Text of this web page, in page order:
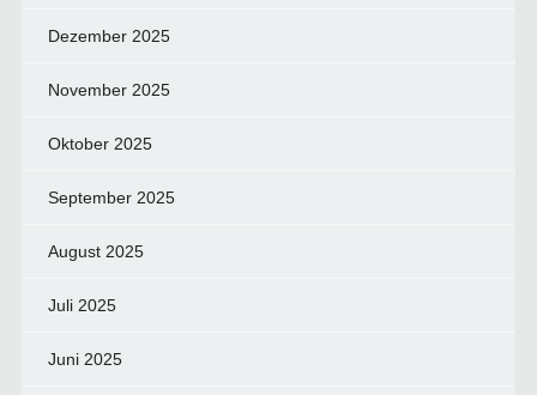
Dezember 2025
November 2025
Oktober 2025
September 2025
August 2025
Juli 2025
Juni 2025